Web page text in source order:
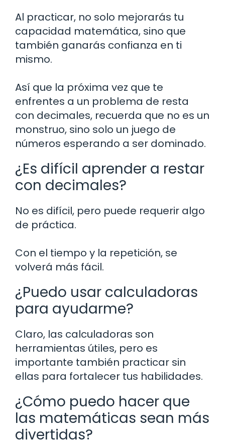
Al practicar, no solo mejorarás tu
capacidad matemática, sino que
también ganarás confianza en ti
mismo.
Así que la próxima vez que te
enfrentes a un problema de resta
con decimales, recuerda que no es un
monstruo, sino solo un juego de
números esperando a ser dominado.
¿Es difícil aprender a restar
con decimales?
No es difícil, pero puede requerir algo
de práctica.
Con el tiempo y la repetición, se
volverá más fácil.
¿Puedo usar calculadoras
para ayudarme?
Claro, las calculadoras son
herramientas útiles, pero es
importante también practicar sin
ellas para fortalecer tus habilidades.
¿Cómo puedo hacer que
las matemáticas sean más
divertidas?